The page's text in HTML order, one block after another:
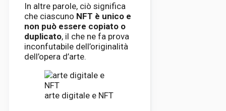
In altre parole, ciò significa
che ciascuno NFT è unico e
non può essere copiato o
duplicato, il che ne fa prova
inconfutabile dell’originalità
dell’opera d’arte.
arte digitale e NFT